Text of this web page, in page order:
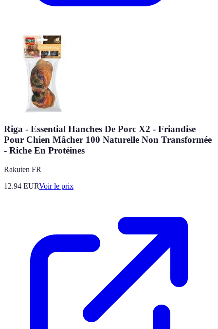
Riga - Essential Hanches De Porc X2 - Friandise
Pour Chien Mâcher 100 Naturelle Non Transformée
- Riche En Protéines
Rakuten FR
12.94 EURVoir le prix